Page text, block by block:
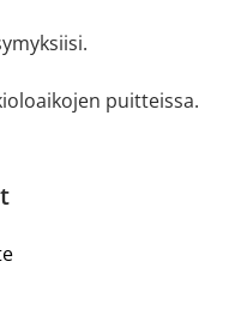
puitteissa.